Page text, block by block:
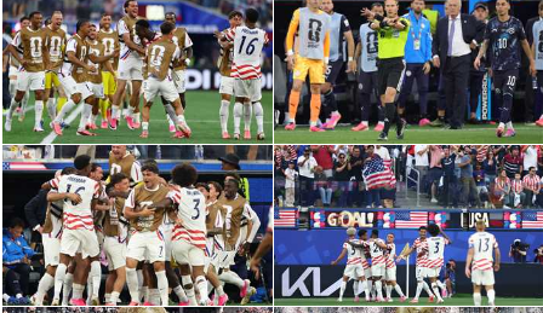
الكرة المصرية
الدوري المصري
الكرة الأوروبية
الكرة الإفريقية
منتخب مصر
سعودي في الجول
الدوري الإنجليزي